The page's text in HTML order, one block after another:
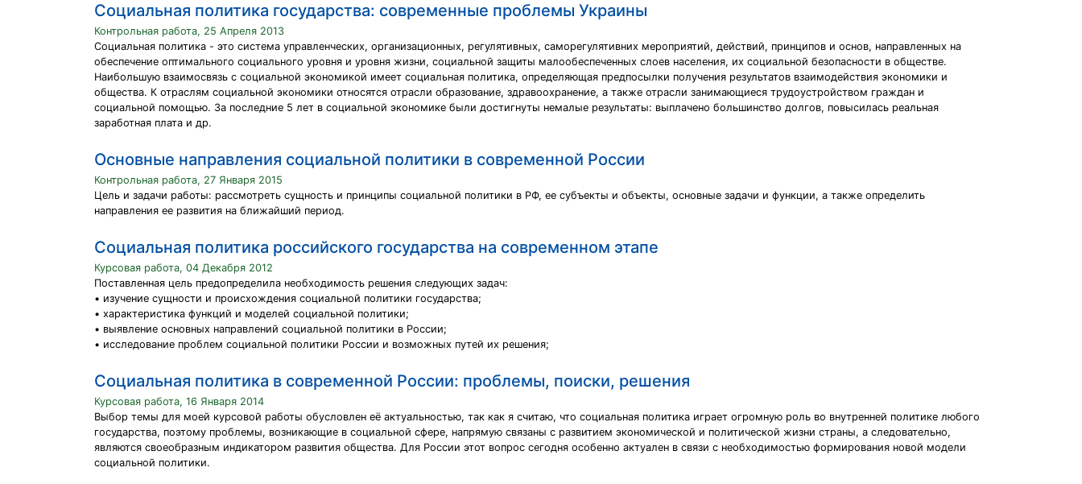
Социальная политика государства: современные проблемы Украины
Контрольная работа, 25 Апреля 2013
Социальная политика - это система управленческих, организационных, регулятивных, саморегулятивних мероприятий, действий, принципов и основ, направленных на
обеспечение оптимального социального уровня и уровня жизни, социальной защиты малообеспеченных слоев населения, их социальной безопасности в обществе.
Наибольшую взаимосвязь с социальной экономикой имеет социальная политика, определяющая предпосылки получения результатов взаимодействия экономики и
общества. К отраслям социальной экономики относятся отрасли образование, здравоохранение, а также отрасли занимающиеся трудоустройством граждан и
социальной помощью. За последние 5 лет в социальной экономике были достигнуты немалые результаты: выплачено большинство долгов, повысилась реальная
заработная плата и др.
Основные направления социальной политики в современной России
Контрольная работа, 27 Января 2015
Цель и задачи работы: рассмотреть сущность и принципы социальной политики в РФ, ее субъекты и объекты, основные задачи и функции, а также определить
направления ее развития на ближайший период.
Социальная политика российского государства на современном этапе
Курсовая работа, 04 Декабря 2012
Поставленная цель предопределила необходимость решения следующих задач:
• изучение сущности и происхождения социальной политики государства;
• характеристика функций и моделей социальной политики;
• выявление основных направлений социальной политики в России;
• исследование проблем социальной политики России и возможных путей их решения;
Социальная политика в современной России: проблемы, поиски, решения
Курсовая работа, 16 Января 2014
Выбор темы для моей курсовой работы обусловлен её актуальностью, так как я считаю, что социальная политика играет огромную роль во внутренней политике любого
государства, поэтому проблемы, возникающие в социальной сфере, напрямую связаны с развитием экономической и политической жизни страны, а следовательно,
являются своеобразным индикатором развития общества. Для России этот вопрос сегодня особенно актуален в связи с необходимостью формирования новой модели
социальной политики.